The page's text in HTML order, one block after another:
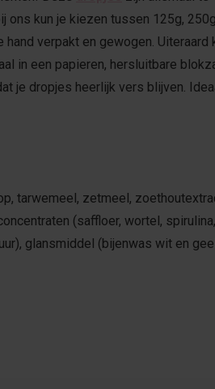
ons kun je kiezen tussen 125g,
verpakt en gewogen. Uiteraard
in een papieren, hersluitbare
je dropjes heerlijk vers blijven.
tarwemeel, zetmeel,
(saffloer, wortel,
glansmiddel (bijenwas wit en